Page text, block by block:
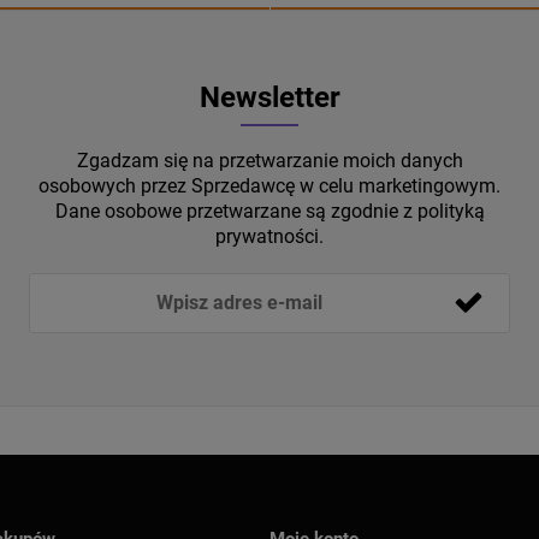
Newsletter
Zgadzam się na przetwarzanie moich danych
osobowych przez Sprzedawcę w celu marketingowym.
Dane osobowe przetwarzane są zgodnie z polityką
prywatności.